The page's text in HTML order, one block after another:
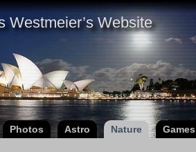
Westmeier’s Website
Photos Astro Nature Games